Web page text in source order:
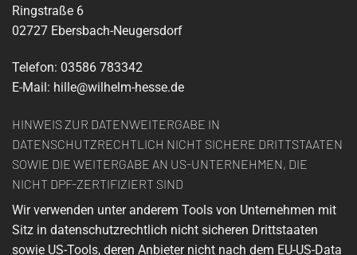
Ringstraße 6
02727 Ebersbach-Neugersdorf
Telefon: 03586 783342
E-Mail: hille@wilhelm-hesse.de
HINWEIS ZUR DATENWEITERGABE IN
DATENSCHUTZRECHTLICH NICHT SICHERE DRITTSTAATEN
SOWIE DIE WEITERGABE AN US-UNTERNEHMEN, DIE
NICHT DPF-ZERTIFIZIERT SIND
Wir verwenden unter anderem Tools von Unternehmen mit
Sitz in datenschutzrechtlich nicht sicheren Drittstaaten
sowie US-Tools, deren Anbieter nicht nach dem EU-US-Data